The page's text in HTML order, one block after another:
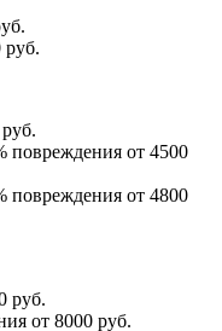
руб.
повреждения от 4500
повреждения от 4800
руб.
от 8000 руб.